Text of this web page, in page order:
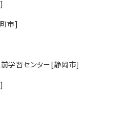
市]
学習センター[静岡市]